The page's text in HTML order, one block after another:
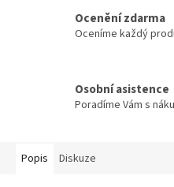
Ocenění zdarma
Oceníme každý
Osobní asistence
Poradíme Vám s
Popis Diskuze